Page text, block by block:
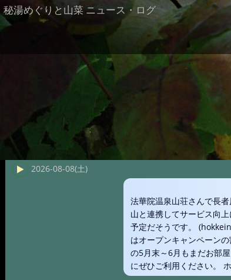
秘湯めぐりと山菜 ニュース・ログ
2026-08-08(土)
法華院温泉山荘さんで長
山と連携してサービス向
予定だそうです。
はオープンキャンペーン
の5月末～6月もまだお部
にぜひご利用ください。